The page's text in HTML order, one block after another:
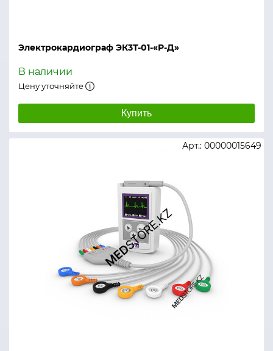
Электрокардиограф ЭК3Т-01-«Р-Д»
В наличии
Цену уточняйте
Купить
Арт.: 00000015649